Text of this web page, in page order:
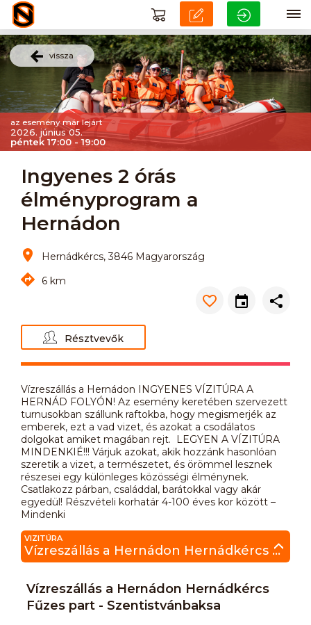
vissza
az esemény már lejárt
2026. június 05.
péntek 17:00 - 19:00
Ingyenes 2 órás
élményprogram a
Hernádon
Hernádkércs, 3846 Magyarország
6 km
Résztvevők
Vízreszállás a Hernádon INGYENES VÍZITÚRA A
HERNÁD FOLYÓN! Az esemény keretében szervezett
turnusokban szállunk raftokba, hogy megismerjék az
emberek, ezt a vad vizet, és azokat a csodálatos
dolgokat amiket magában rejt. LEGYEN A VÍZITÚRA
MINDENKIÉ!!! Várjuk azokat, akik hozzánk hasonlóan
szeretik a vizet, a természetet, és örömmel lesznek
részesei egy különleges közösségi élménynek.
Csatlakozz párban, családdal, barátokkal vagy akár
egyedül! Részvételi korhatár 4-100 éves kor között –
Mindenki
VIZITÚRA
Vízreszállás a Hernádon Hernádkércs Fűzes part - Szentistvánbaksa
Vízreszállás a Hernádon Hernádkércs
Fűzes part - Szentistvánbaksa